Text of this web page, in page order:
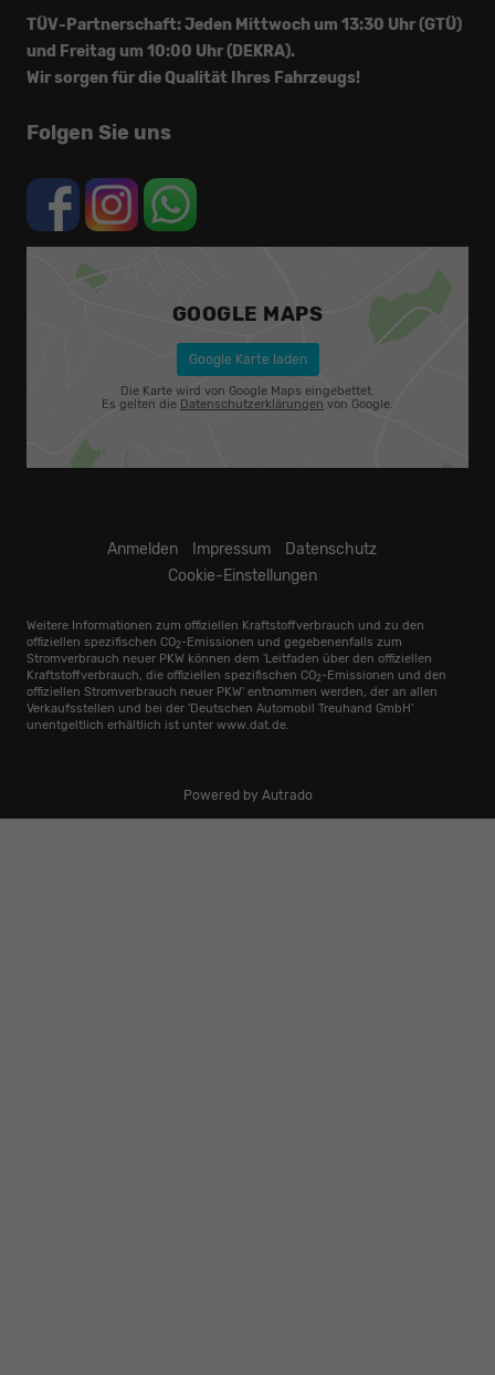
TÜV-Partnerschaft: Jeden Mittwoch um 13:30 Uhr (GTÜ)
und Freitag um 10:00 Uhr (DEKRA).
Wir sorgen für die Qualität Ihres Fahrzeugs!
Folgen Sie uns
GOOGLE MAPS
Google Karte laden
Die Karte wird von Google Maps eingebettet.
Es gelten die Datenschutzerklärungen von Google.
Anmelden Impressum
Datenschutz
Cookie-Einstellungen
Weitere Informationen zum offiziellen Kraftstoffverbrauch und zu den
offiziellen spezifischen CO2 -Emissionen und gegebenenfalls zum
Stromverbrauch neuer PKW können dem 'Leitfaden über den offiziellen
Kraftstoffverbrauch, die offiziellen spezifischen CO2 -Emissionen und den
offiziellen Stromverbrauch neuer PKW' entnommen werden, der an allen
Verkaufsstellen und bei der 'Deutschen Automobil Treuhand GmbH'
unentgeltlich erhältlich ist unter www.dat.de.
Powered by Autrado